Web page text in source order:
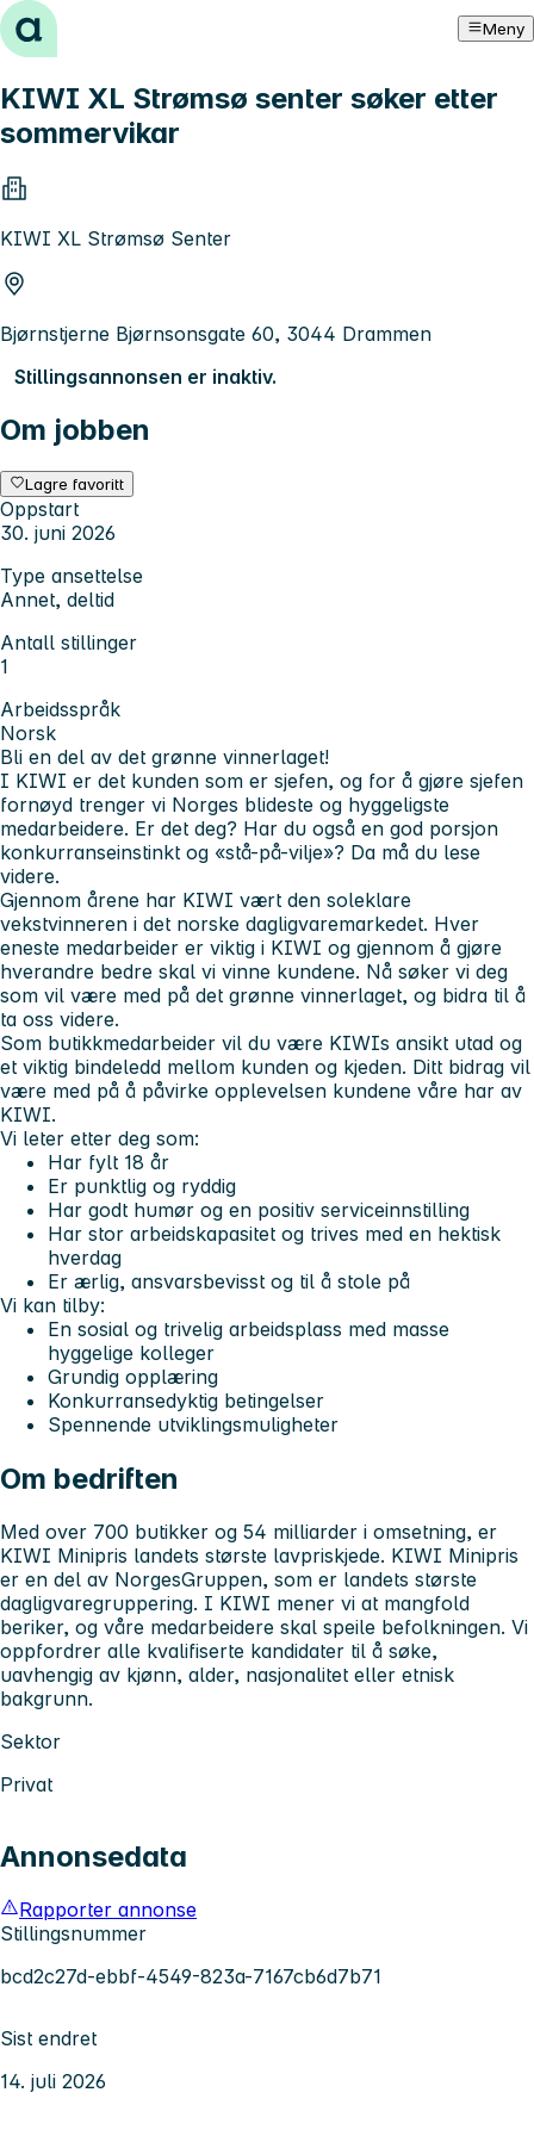
Hopp til innhold Meny
KIWI XL Strømsø senter søker etter
sommervikar
KIWI XL Strømsø Senter
Bjørnstjerne Bjørnsonsgate 60, 3044 Drammen
Stillingsannonsen er inaktiv.
Om jobben
Lagre favoritt
Oppstart
30. juni 2026
Type ansettelse
Annet, deltid
Antall stillinger
1
Arbeidsspråk
Norsk
Bli en del av det grønne vinnerlaget!
I KIWI er det kunden som er sjefen, og for å gjøre sjefen
fornøyd trenger vi Norges blideste og hyggeligste
medarbeidere. Er det deg? Har du også en god porsjon
konkurranseinstinkt og «stå-på-vilje»? Da må du lese
videre.
Gjennom årene har KIWI vært den soleklare
vekstvinneren i det norske dagligvaremarkedet. Hver
eneste medarbeider er viktig i KIWI og gjennom å gjøre
hverandre bedre skal vi vinne kundene. Nå søker vi deg
som vil være med på det grønne vinnerlaget, og bidra til å
ta oss videre.
Som butikkmedarbeider vil du være KIWIs ansikt utad og
et viktig bindeledd mellom kunden og kjeden. Ditt bidrag vil
være med på å påvirke opplevelsen kundene våre har av
KIWI.
Vi leter etter deg som:
Har fylt 18 år
Er punktlig og ryddig
Har godt humør og en positiv serviceinnstilling
Har stor arbeidskapasitet og trives med en hektisk
hverdag
Er ærlig, ansvarsbevisst og til å stole på
Vi kan tilby:
En sosial og trivelig arbeidsplass med masse
hyggelige kolleger
Grundig opplæring
Konkurransedyktig betingelser
Spennende utviklingsmuligheter
Om bedriften
Med over 700 butikker og 54 milliarder i omsetning, er
KIWI Minipris landets største lavpriskjede. KIWI Minipris
er en del av NorgesGruppen, som er landets største
dagligvaregruppering. I KIWI mener vi at mangfold
beriker, og våre medarbeidere skal speile befolkningen. Vi
oppfordrer alle kvalifiserte kandidater til å søke,
uavhengig av kjønn, alder, nasjonalitet eller etnisk
bakgrunn.
Sektor
Privat
Annonsedata
Rapporter annonse
Stillingsnummer
bcd2c27d-ebbf-4549-823a-7167cb6d7b71
Sist endret
14. juli 2026